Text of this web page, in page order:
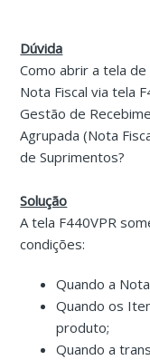
Dúvida
Como abrir a tela de
Nota Fiscal via tela
Gestão de
Agrupada (Nota
de Suprimentos?
Solução
A tela F440VPR
condições:
Quando a
Quando os
produto;
Quando a